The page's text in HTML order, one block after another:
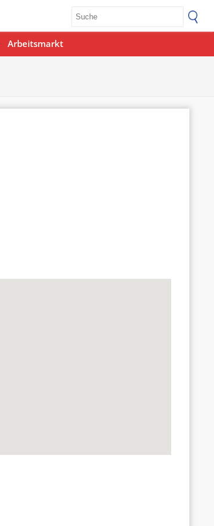
Arbeitsmarkt